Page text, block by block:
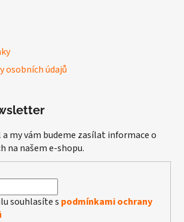
osobních údajů
my vám budeme zasílat informace o
na našem e-shopu.
souhlasíte s podmínkami ochrany